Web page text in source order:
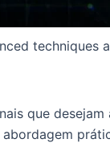
techniques
que desejam